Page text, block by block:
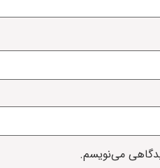
می‌نویسم.